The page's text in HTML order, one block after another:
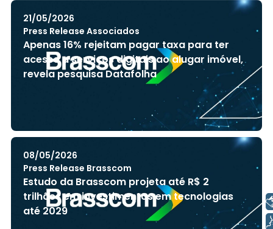
21/05/2026
Press Release Associados
Apenas 16% rejeitam pagar taxa para ter
acesso a serviços digitais ao alugar imóvel,
revela pesquisa Datafolha
08/05/2026
Press Release Brasscom
Estudo da Brasscom projeta até R$ 2
trilhões em investimentos em tecnologias
até 2029
Libras
Voz